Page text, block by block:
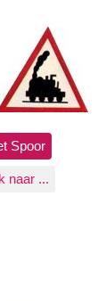
Spoor
naar ...